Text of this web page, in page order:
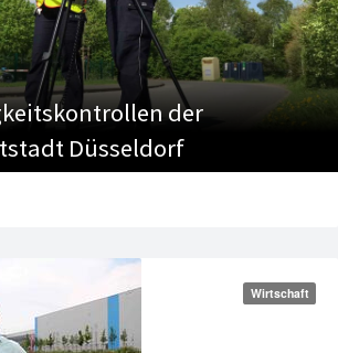
der
Düsseldorf
Wirtschaft